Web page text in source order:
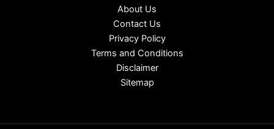
About Us
Contact Us
Privacy Policy
Terms and Conditions
Disclaimer
Sitemap